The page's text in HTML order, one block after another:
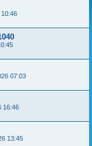
10:46
07:03
16:46
13:45